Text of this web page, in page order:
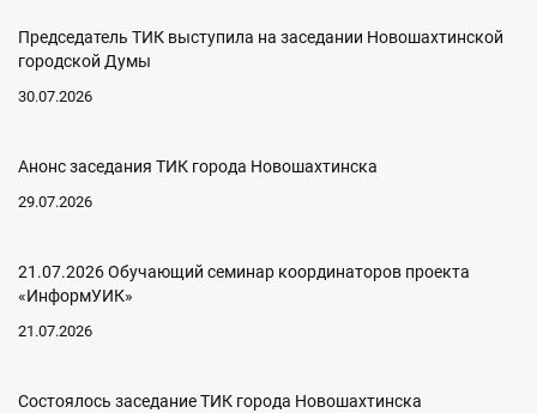
Председатель ТИК выступила на заседании Новошахтинской
городской Думы
30.07.2026
Анонс заседания ТИК города Новошахтинска
29.07.2026
21.07.2026 Обучающий семинар координаторов проекта
«ИнформУИК»
21.07.2026
Состоялось заседание ТИК города Новошахтинска